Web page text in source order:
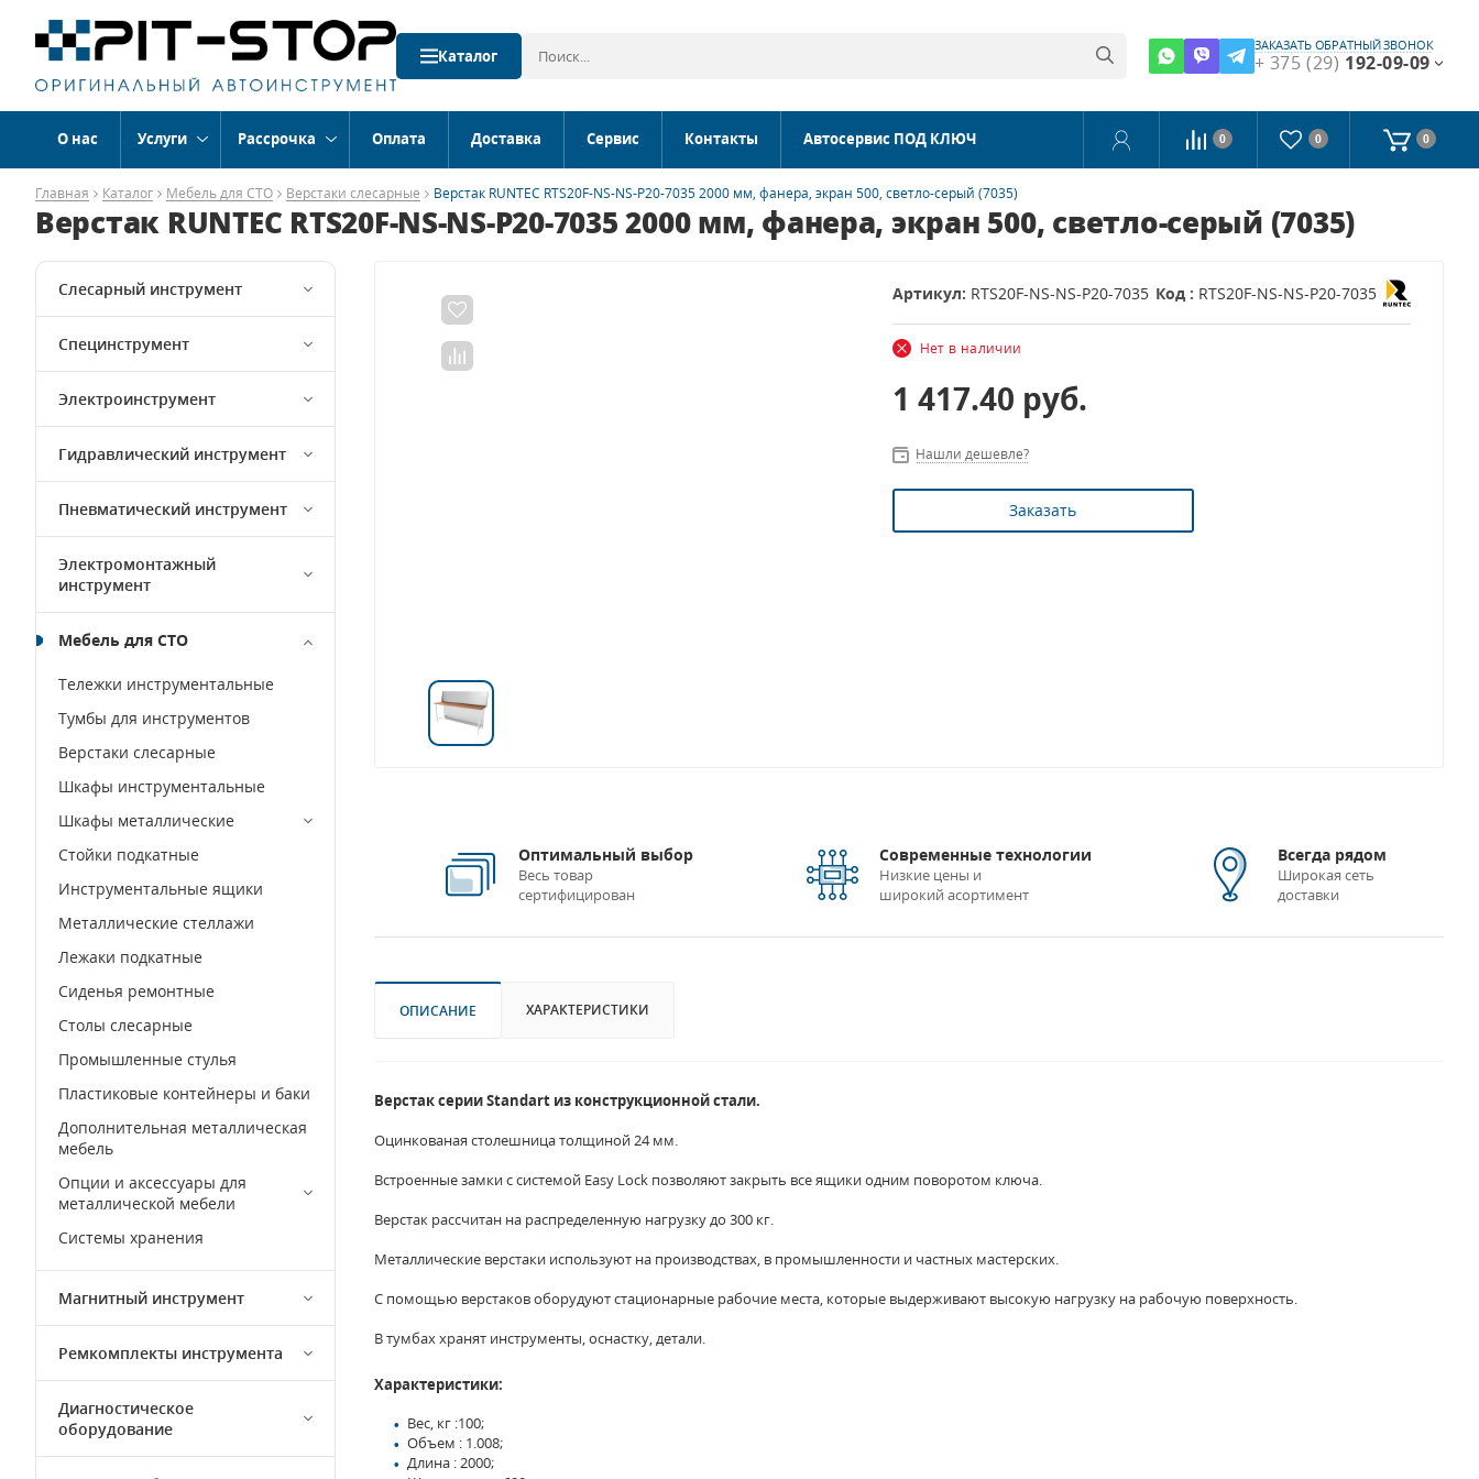
Каталог
ЗАКАЗАТЬ ОБРАТНЫЙ ЗВОНОК
+ 375 (29) 192-09-09
О нас Услуги Рассрочка Оплата Доставка Сервис Контакты Автосервис ПОД КЛЮЧ 0 0 0
Главная Каталог Мебель для СТО Верстаки слесарные Верстак RUNTEC RTS20F-NS-NS-P20-7035 2000 мм, фанера, экран 500, светло-серый (7035)
Верстак RUNTEC RTS20F-NS-NS-P20-7035 2000 мм, фанера, экран 500, светло-серый (7035)
Слесарный инструмент
Специнструмент
Электроинструмент
Гидравлический инструмент
Пневматический инструмент
Электромонтажный
инструмент
Мебель для СТО
Тележки инструментальные
Тумбы для инструментов
Верстаки слесарные
Шкафы инструментальные
Шкафы металлические
Стойки подкатные
Инструментальные ящики
Металлические стеллажи
Лежаки подкатные
Сиденья ремонтные
Столы слесарные
Промышленные стулья
Пластиковые контейнеры и баки
Дополнительная металлическая
мебель
Опции и аксессуары для
металлической мебели
Системы хранения
Магнитный инструмент
Ремкомплекты инструмента
Диагностическое
оборудование
Артикул: RTS20F-NS-NS-P20-7035 Код : RTS20F-NS-NS-P20-7035
Нет в наличии
1 417.40 руб.
Нашли дешевле?
Заказать
Оптимальный выбор
Весь товар
сертифицирован
Современные технологии
Низкие цены и
широкий асортимент
Всегда рядом
Широкая сеть
доставки
ОПИСАНИЕ ХАРАКТЕРИСТИКИ
Верстак серии Standart из конструкционной стали.
Оцинкованая столешница толщиной 24 мм.
Встроенные замки с системой Easy Lock позволяют закрыть все ящики одним поворотом ключа.
Верстак рассчитан на распределенную нагрузку до 300 кг.
Металлические верстаки используют на производствах, в промышленности и частных мастерских.
С помощью верстаков оборудуют стационарные рабочие места, которые выдерживают высокую нагрузку на рабочую поверхность.
В тумбах хранят инструменты, оснастку, детали.
Характеристики:
Вес, кг :100;
Объем : 1.008;
Длина : 2000;